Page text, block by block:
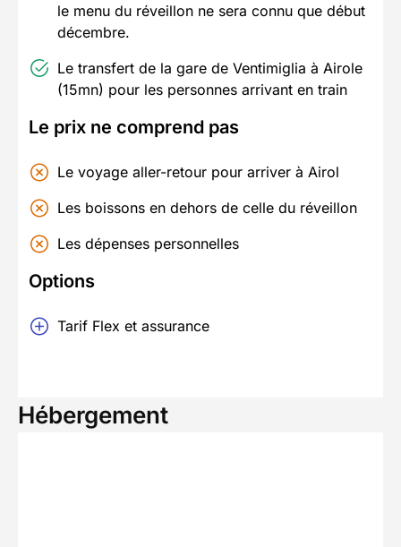
le menu du réveillon ne sera connu que début
décembre.
Le transfert de la gare de Ventimiglia à Airole
(15mn) pour les personnes arrivant en train
Le prix ne comprend pas
Le voyage aller-retour pour arriver à Airol
Les boissons en dehors de celle du réveillon
Les dépenses personnelles
Options
Tarif Flex et assurance
Hébergement